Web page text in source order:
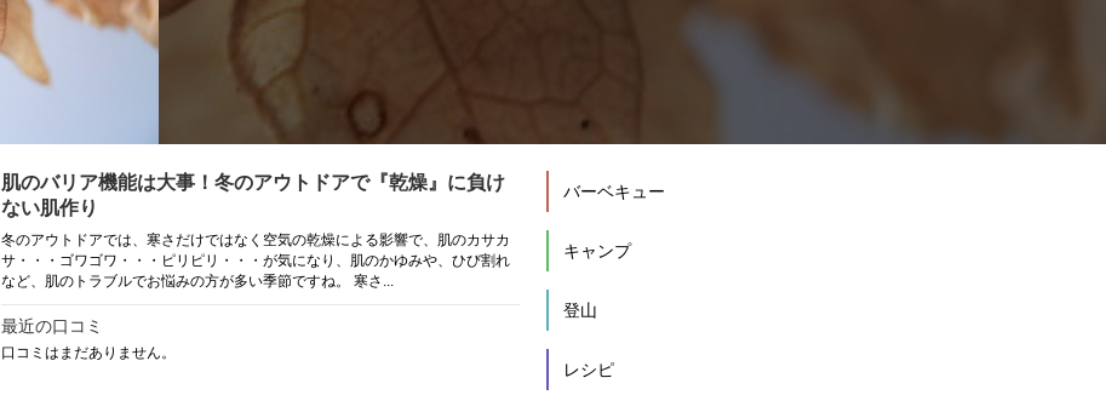
肌のバリア機能は大事！冬のアウトドアで『乾燥』に負け
ない肌作り
冬のアウトドアでは、寒さだけではなく空気の乾燥による影響で、肌のカサカ
サ・・・ゴワゴワ・・・ピリピリ・・・が気になり、肌のかゆみや、ひび割れ
など、肌のトラブルでお悩みの方が多い季節ですね。 寒さ...
最近の口コミ
口コミはまだありません。
バーベキュー
キャンプ
登山
レシピ